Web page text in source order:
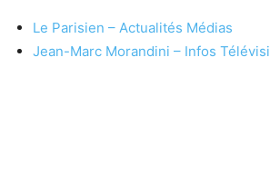
Le Parisien – Actualités Médias
Jean-Marc Morandini – Infos